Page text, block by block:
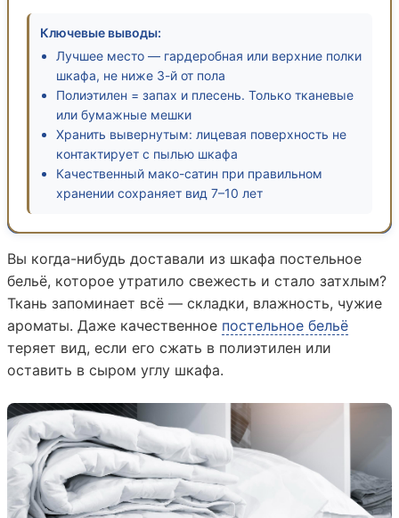
Ключевые выводы:
Лучшее место — гардеробная или верхние полки
шкафа, не ниже 3-й от пола
Полиэтилен = запах и плесень. Только тканевые
или бумажные мешки
Хранить вывернутым: лицевая поверхность не
контактирует с пылью шкафа
Качественный мако-сатин при правильном
хранении сохраняет вид 7–10 лет
Вы когда-нибудь доставали из шкафа постельное
бельё, которое утратило свежесть и стало затхлым?
Ткань запоминает всё — складки, влажность, чужие
ароматы. Даже качественное постельное бельё
теряет вид, если его сжать в полиэтилен или
оставить в сыром углу шкафа.